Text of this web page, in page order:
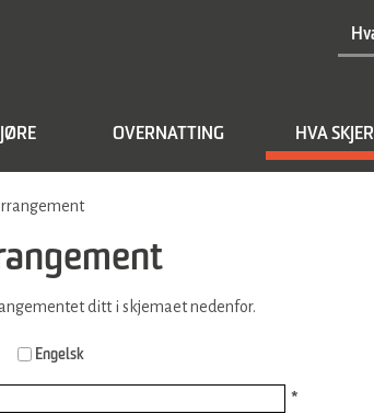
OVERNATTING HVA SKJER
ditt i skjemaet nedenfor.
Engelsk
*